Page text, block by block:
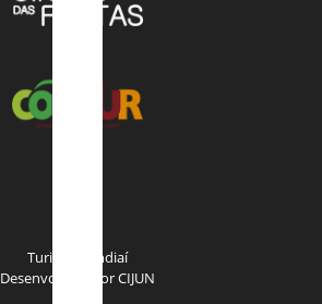
Turismo Jundiaí
Desenvolvido porCIJUN